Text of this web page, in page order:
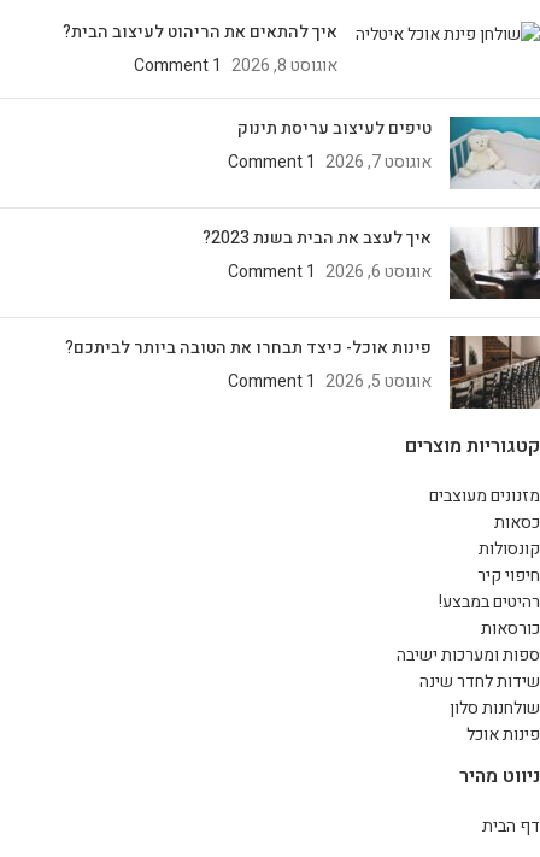
איך להתאים את הריהוט לעיצוב הבית?
אוגוסט 8, 2026
1 Comment
טיפים לעיצוב עריסת תינוק
אוגוסט 7, 2026
1 Comment
איך לעצב את הבית בשנת 2023?
אוגוסט 6, 2026
1 Comment
פינות אוכל- כיצד תבחרו את הטובה ביותר לביתכם?
אוגוסט 5, 2026
1 Comment
קטגוריות מוצרים
מזנונים מעוצבים
כסאות
קונסולות
חיפוי קיר
רהיטים במבצע!
כורסאות
ספות ומערכות ישיבה
שידות לחדר שינה
שולחנות סלון
פינות אוכל
ניווט מהיר
דף הבית